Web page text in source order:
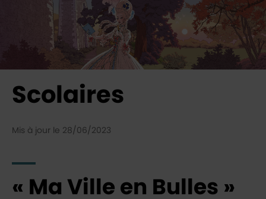
Scolaires
Mis à jour le 28/06/2023
« Ma Ville en Bulles »